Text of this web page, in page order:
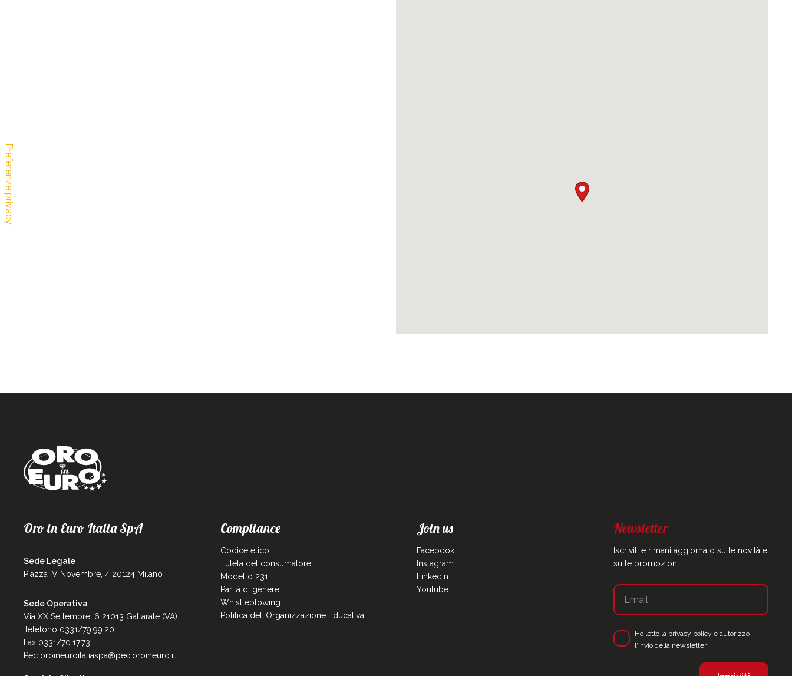
Oro in Euro Italia SpA
Sede Legale
Piazza IV Novembre, 4 20124 Milano
Sede Operativa
Via XX Settembre, 6 21013 Gallarate (VA)
Telefono 0331/79.99.20
Fax 0331/70.17.73
Pec oroineuroitaliaspa@pec.oroineuro.it
Compliance
Codice etico
Tutela del consumatore
Modello 231
Parità di genere
Whistleblowing
Politica dell’Organizzazione Educativa
Join us
Facebook
Instagram
Linkedin
Youtube
Newsletter
Iscriviti e rimani aggiornato sulle novità e
sulle promozioni
Ho letto la privacy policy e autorizzo
l'invio della newsletter